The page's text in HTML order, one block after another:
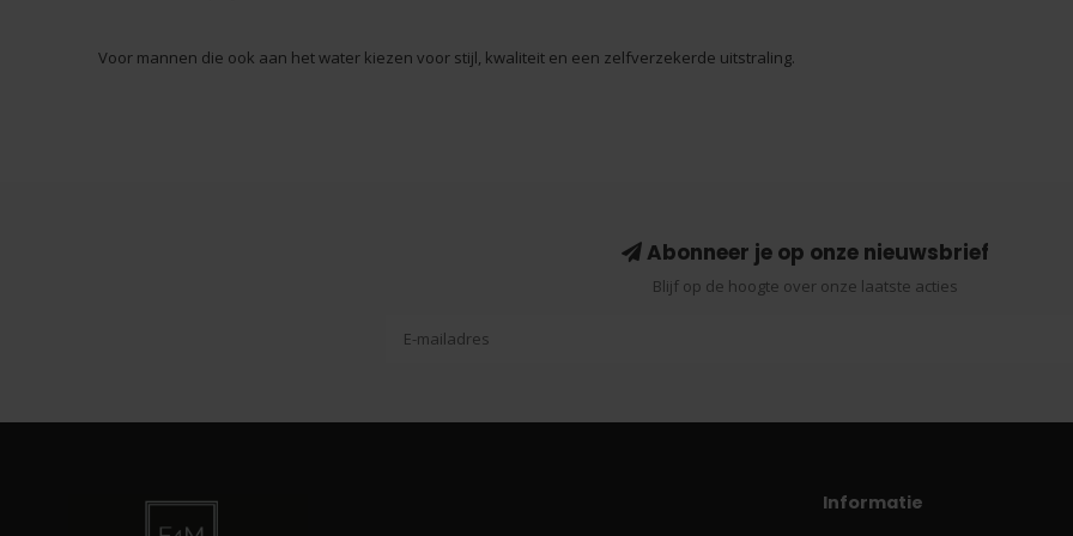
Voor mannen die ook aan het water kiezen voor stijl, kwaliteit en een zelfverzekerde uitstraling.
Abonneer je op onze nieuwsbrief
Blijf op de hoogte over onze laatste acties
Informatie